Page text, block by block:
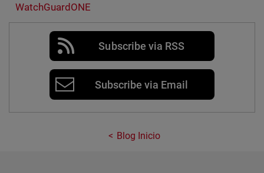
WatchGuardONE
Subscribe via RSS
Subscribe via Email
Blog Inicio